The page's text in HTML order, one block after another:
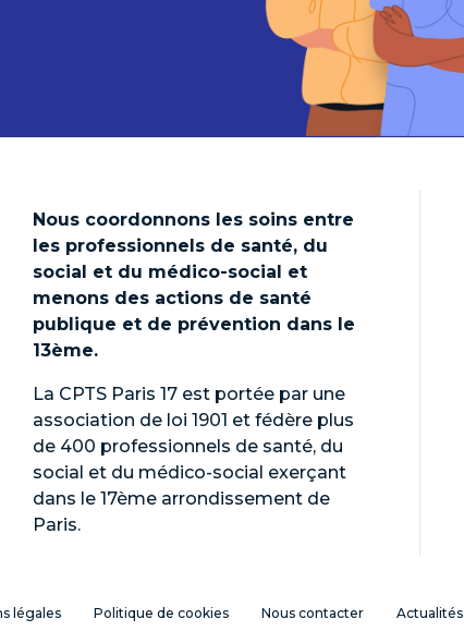
Nous coordonnons les soins entre
les professionnels de santé, du
social et du médico-social et
menons des actions de santé
publique et de prévention dans le
13ème.
La CPTS Paris 17 est portée par une
association de loi 1901 et fédère plus
de 400 professionnels de santé, du
social et du médico-social exerçant
dans le 17ème arrondissement de
Paris.
légales Politique de cookies Nous contacter Actualités